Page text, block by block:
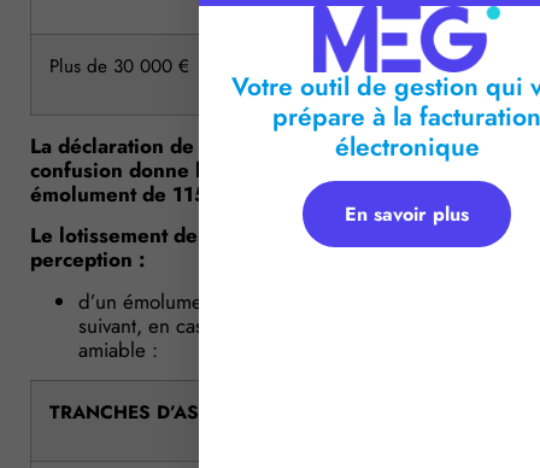
Plus de 30 000 €
La déclaration de mobilier pour éviter une
confusion donne lieu à la perception d’un
émolument de 115,39 €.
Le lotissement de biens indivis donne lieu à la
perception :
d’un émolument proportionnel, selon le barème
suivant, en cas de tirage au sort ou d’attribution
amiable :
TRANCHES D’ASSIETTE
Votre outil de gestion qui
prépare à la facturation
électronique
En savoir plus